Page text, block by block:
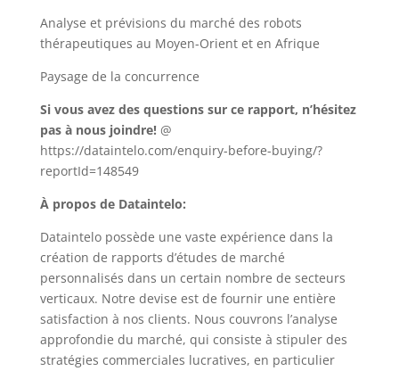
Analyse et prévisions du marché des robots
thérapeutiques au Moyen-Orient et en Afrique
Paysage de la concurrence
Si vous avez des questions sur ce rapport, n’hésitez
pas à nous joindre!@
https://dataintelo.com/enquiry-before-buying/?
reportId=148549
À propos de Dataintelo:
Dataintelo possède une vaste expérience dans la
création de rapports d’études de marché
personnalisés dans un certain nombre de secteurs
verticaux. Notre devise est de fournir une entière
satisfaction à nos clients. Nous couvrons l’analyse
approfondie du marché, qui consiste à stipuler des
stratégies commerciales lucratives, en particulier